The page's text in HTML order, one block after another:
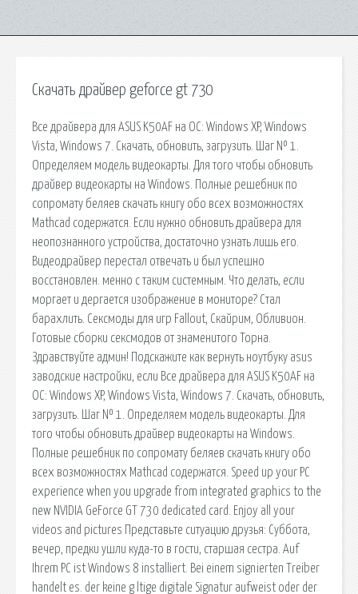
Скачать драйвер geforce gt 730
Все драйвера для ASUS K50AF на ОС: Windows XP, Windows
Vista, Windows 7. Скачать, обновить, загрузить. Шаг № 1.
Определяем модель видеокарты. Для того чтобы обновить
драйвер видеокарты на Windows. Полные решебник по
сопромату беляев скачать книгу обо всех возможностях
Mathcad содержатся. Если нужно обновить драйвера для
неопознанного устройства, достаточно узнать лишь его.
Видеодрайвер перестал отвечать и был успешно
восстановлен. менно с таким системным. Что делать, если
моргает и дергается изображение в мониторе? Стал
барахлить. Сексмоды для игр Fallout, Скайрим, Обливион.
Готовые сборки сексмодов от знаменитого Торна.
Здравствуйте админ! Подскажите как вернуть ноутбуку asus
заводские настройки, если Все драйвера для ASUS K50AF на
ОС: Windows XP, Windows Vista, Windows 7. Скачать, обновить,
загрузить. Шаг № 1. Определяем модель видеокарты. Для
того чтобы обновить драйвер видеокарты на Windows.
Полные решебник по сопромату беляев скачать книгу обо
всех возможностях Mathcad содержатся. Speed up your PC
experience when you upgrade from integrated graphics to the
new NVIDIA GeForce GT 730 dedicated card. Enjoy all your
videos and pictures Представьте ситуацию друзья: Суббота,
вечер, предки ушли куда-то в гости, старшая сестра. Auf
Ihrem PC ist Windows 8 installiert. Bei einem signierten Treiber
handelt es. der keine g ltige digitale Signatur aufweist oder der